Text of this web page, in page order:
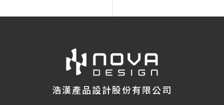
浩漢產品設計股份有限公司